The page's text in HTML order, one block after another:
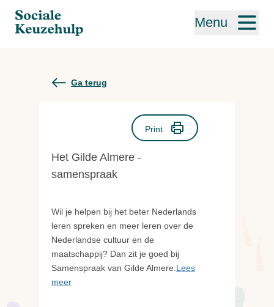
Menu
Ga terug
Print
Het Gilde Almere -
samenspraak
Wil je helpen bij het beter Nederlands
leren spreken en meer leren over de
Nederlandse cultuur en de
maatschappij? Dan zit je goed bij
Samenspraak van Gilde Almere. Lees
meer